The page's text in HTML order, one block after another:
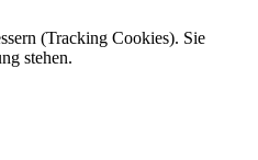
(Tracking Cookies). Sie
stehen.